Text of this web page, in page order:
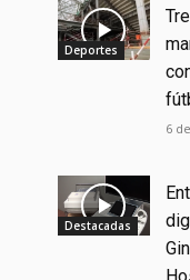
Deportes
6
Destacadas